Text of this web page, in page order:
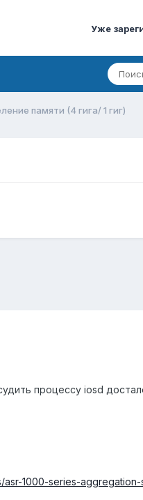
Уже
памяти (4 гига/ 1 гиг)
процессу iosd
1000-series-aggregation-